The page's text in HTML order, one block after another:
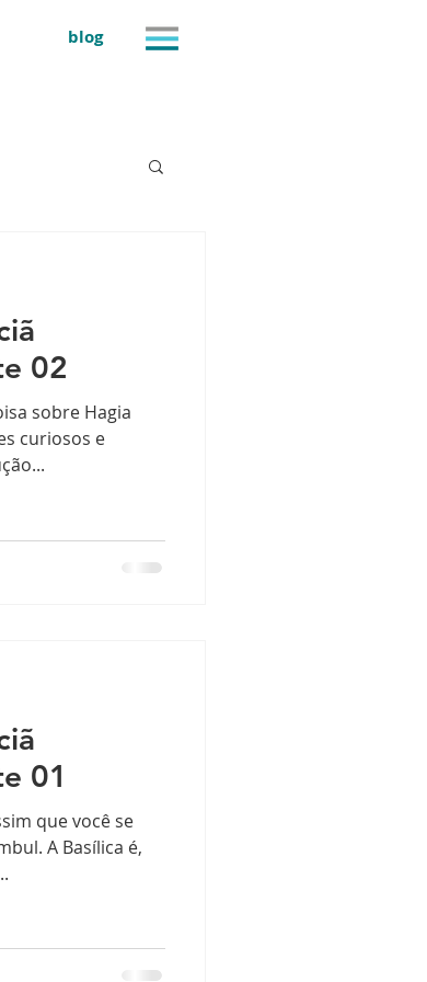
blog
02
sobre Hagia
curiosos e
01
que você se
A Basílica é,